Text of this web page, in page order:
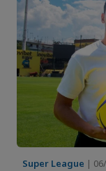
Super League |